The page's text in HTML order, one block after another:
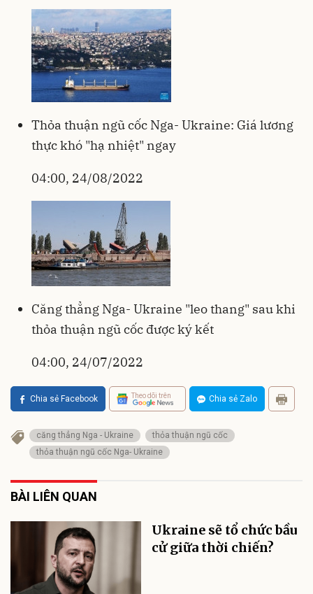
Thỏa thuận ngũ cốc Nga- Ukraine: Giá lương
thực khó "hạ nhiệt" ngay
04:00, 24/08/2022
Căng thẳng Nga- Ukraine "leo thang" sau khi
thỏa thuận ngũ cốc được ký kết
04:00, 24/07/2022
Chia sẻ Facebook Theo dõi trên Chia sẻ Zalo
căng thẳng Nga - Ukraine
thỏa thuận ngũ cốc
thỏa thuận ngũ cốc Nga- Ukraine
BÀI LIÊN QUAN
Ukraine sẽ tổ chức bầu
cử giữa thời chiến?